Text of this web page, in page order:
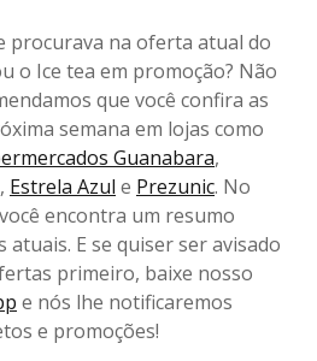
procurava na oferta atual do
o Ice tea em promoção? Não
que você confira as
semana em lojas como
Guanabara,
, Estrela Azul e Prezunic. No
encontra um resumo
E se quiser ser avisado
primeiro, baixe nosso
e nós lhe notificaremos
e promoções!